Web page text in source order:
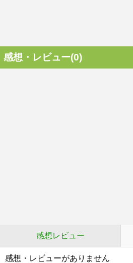
感想・レビュー(0)
感想レビュー
感想・レビューがありません